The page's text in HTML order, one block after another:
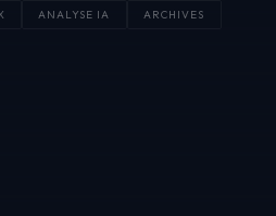
ANALYSE IA ARCHIVES